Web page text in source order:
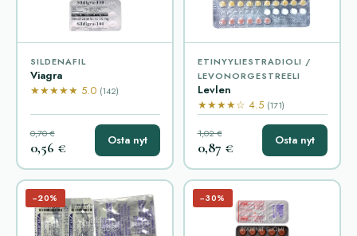
SILDENAFIL
Viagra
★★★★★ 5.0 (142)
0,70 €
0,56 € Osta nyt
ETINYYLIESTRADIOLI /
LEVONORGESTREELI
Levlen
★★★★☆ 4.5 (171)
1,02 €
0,87 € Osta nyt
−20% −30%